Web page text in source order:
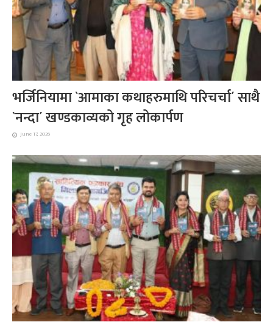
भर्जिनियामा `आमाका कथाहरुमाथि परिचर्चा´ साथै
`नन्दा´ खण्डकाव्यको गृह लोकार्पण
June 17, 2026